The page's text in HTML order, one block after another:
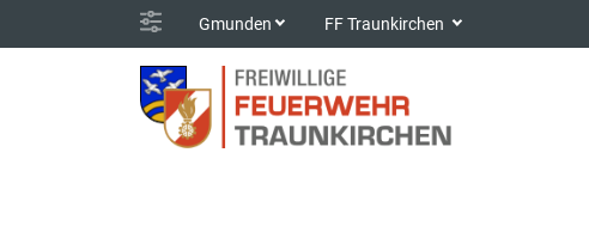
Gmunden FF Traunkirchen